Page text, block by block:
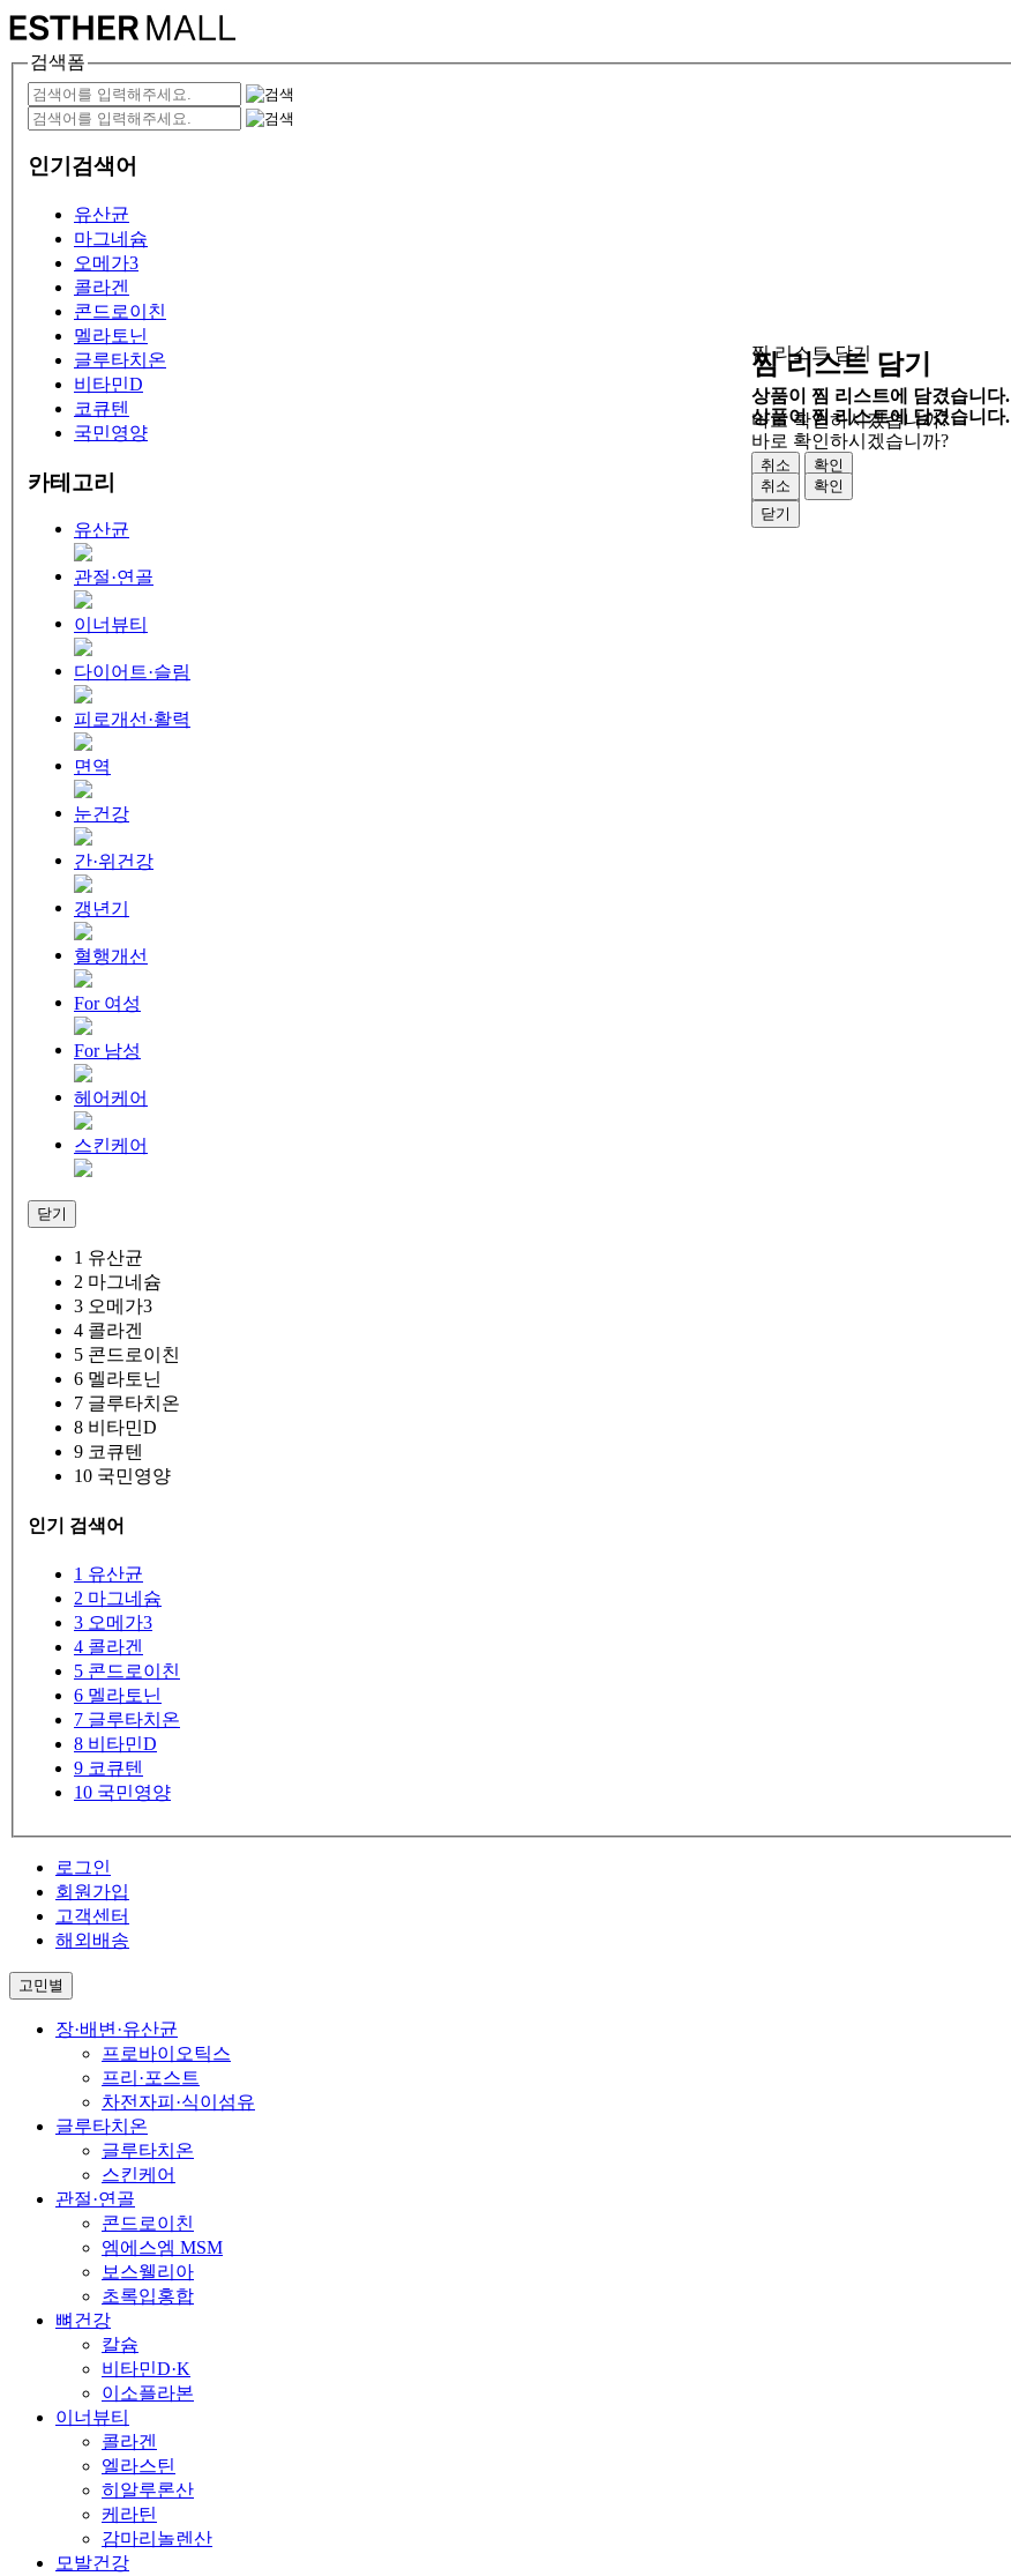
검색폼
인기검색어
유산균
마그네슘
오메가3
콜라겐
콘드로이친
멜라토닌
글루타치온
비타민D
코큐텐
국민영양
카테고리
유산균
관절·연골
이너뷰티
다이어트·슬림
피로개선·활력
면역
눈건강
간·위건강
갱년기
혈행개선
For 여성
For 남성
헤어케어
스킨케어
닫기
1 유산균
2 마그네슘
3 오메가3
4 콜라겐
5 콘드로이친
6 멜라토닌
7 글루타치온
8 비타민D
9 코큐텐
10 국민영양
인기 검색어
1 유산균
2 마그네슘
3 오메가3
4 콜라겐
5 콘드로이친
6 멜라토닌
7 글루타치온
8 비타민D
9 코큐텐
10 국민영양
로그인
회원가입
고객센터
해외배송
고민별
장·배변·유산균
프로바이오틱스
프리·포스트
차전자피·식이섬유
글루타치온
글루타치온
스킨케어
관절·연골
콘드로이친
엠에스엠 MSM
보스웰리아
초록입홍합
뼈건강
칼슘
비타민D·K
이소플라본
이너뷰티
콜라겐
엘라스틴
히알루론산
케라틴
감마리놀렌산
모발건강
찜 리스트 담기
상품이 찜 리스트에 담겼습니다.
바로 확인하시겠습니까?
취소
확인
닫기
찜 리스트 담기
상품이 찜 리스트에 담겼습니다.
바로 확인하시겠습니까?
취소
확인
닫기